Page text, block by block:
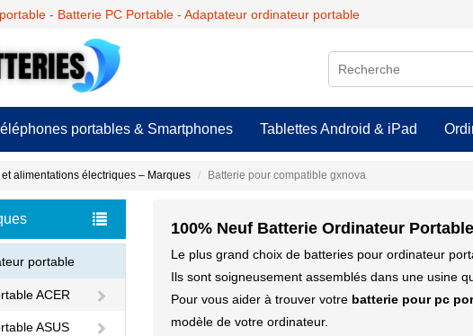
- Batterie PC Portable - Adaptateur ordinateur portable
portables & Smartphones Tablettes Android & iPad
et alimentations électriques – Marques Batterie pour compatible gxnova
portable
ACER
ASUS
100% Neuf Batterie Ordinateur
Le plus grand choix de batteries pour ordinateur
Ils sont soigneusement assemblés dans une usine
Pour vous aider à trouver votre batterie pour pc
modèle de votre ordinateur.